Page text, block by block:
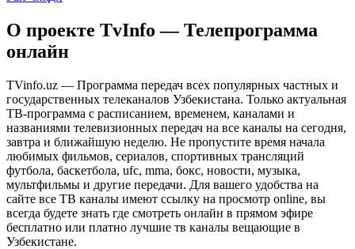
О проекте TvInfo — Телепрограмма
онлайн
TVinfo.uz — Программа передач всех популярных частных и
государственных телеканалов Узбекистана. Только актуальная
ТВ-программа с расписанием, временем, каналами и
названиями телевизионных передач на все каналы на сегодня,
завтра и ближайшую неделю. Не пропустите время начала
любимых фильмов, сериалов, спортивных трансляций
футбола, баскетбола, ufc, mma, бокс, новости, музыка,
мультфильмы и другие передачи. Для вашего удобства на
сайте все ТВ каналы имеют ссылку на просмотр online, вы
всегда будете знать где смотреть онлайн в прямом эфире
бесплатно или платно лучшие тв каналы вещающие в
Узбекистане.